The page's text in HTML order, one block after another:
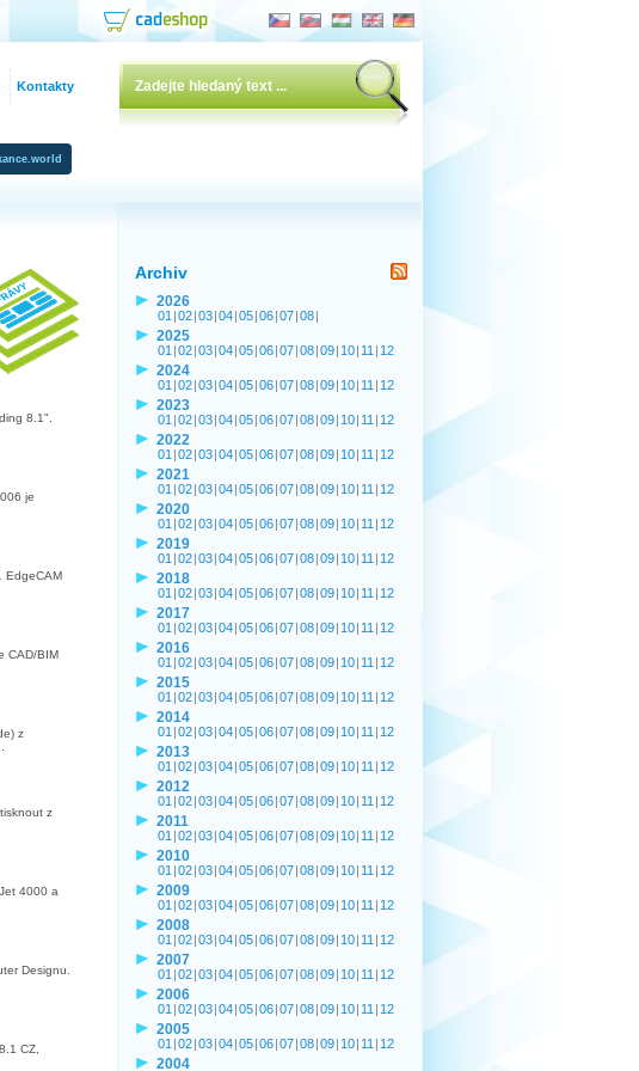
8.1".
je
EdgeCAM
CAD/BIM
z
z
4000 a
Designu.
CZ,
Archiv
2026
01 |02|03|04|05|06|07|08|
2025
01 |02|03|04|05|06|07|08|09| 10| 11 | 12
2024
01 |02|03|04|05|06|07|08|09| 10| 11 | 12
2023
01 |02|03|04|05|06|07|08|09| 10| 11 | 12
2022
01 |02|03|04|05|06|07|08|09| 10| 11 | 12
2021
01 |02|03|04|05|06|07|08|09| 10| 11 | 12
2020
01 |02|03|04|05|06|07|08|09| 10| 11 | 12
2019
01 |02|03|04|05|06|07|08|09| 10| 11 | 12
2018
01 |02|03|04|05|06|07|08|09| 10| 11 | 12
2017
01 |02|03|04|05|06|07|08|09| 10| 11 | 12
2016
01 |02|03|04|05|06|07|08|09| 10| 11 | 12
2015
01 |02|03|04|05|06|07|08|09| 10| 11 | 12
2014
01 |02|03|04|05|06|07|08|09| 10| 11 | 12
2013
01 |02|03|04|05|06|07|08|09| 10| 11 | 12
2012
01 |02|03|04|05|06|07|08|09| 10| 11 | 12
2011
01 |02|03|04|05|06|07|08|09| 10| 11 | 12
2010
01 |02|03|04|05|06|07|08|09| 10| 11 | 12
2009
01 |02|03|04|05|06|07|08|09| 10| 11 | 12
2008
01 |02|03|04|05|06|07|08|09| 10| 11 | 12
2007
01 |02|03|04|05|06|07|08|09| 10| 11 | 12
2006
01 |02|03|04|05|06|07|08|09| 10| 11 | 12
2005
01 |02|03|04|05|06|07|08|09| 10| 11 | 12
2004
Kontakty